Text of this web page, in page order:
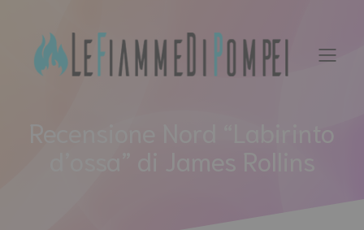
contenuto
Recensione Nord “Labirinto